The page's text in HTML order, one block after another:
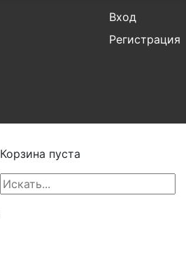
Вход
Регистрация
Корзина пуста